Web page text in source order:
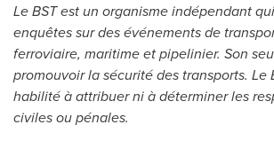
Le BST est un organisme indépendant
enquêtes sur des événements de
ferroviaire, maritime et pipelinier. Son
promouvoir la sécurité des transports. Le
habilité à attribuer ni à déterminer les
civiles ou pénales.